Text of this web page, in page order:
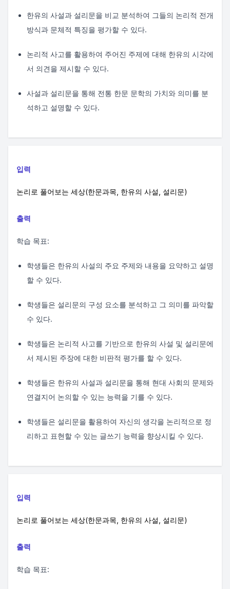
한유의 사설과 설리문을 비교 분석하여 그들의 논리적 전개
방식과 문체적 특징을 평가할 수 있다.
논리적 사고를 활용하여 주어진 주제에 대해 한유의 시각에
서 의견을 제시할 수 있다.
사설과 설리문을 통해 전통 한문 문학의 가치와 의미를 분
석하고 설명할 수 있다.
입력
논리로 풀어보는 세상(한문과목, 한유의 사설, 설리문)
출력
학습 목표:
학생들은 한유의 사설의 주요 주제와 내용을 요약하고 설명
할 수 있다.
학생들은 설리문의 구성 요소를 분석하고 그 의미를 파악할
수 있다.
학생들은 논리적 사고를 기반으로 한유의 사설 및 설리문에
서 제시된 주장에 대한 비판적 평가를 할 수 있다.
학생들은 한유의 사설과 설리문을 통해 현대 사회의 문제와
연결지어 논의할 수 있는 능력을 기를 수 있다.
학생들은 설리문을 활용하여 자신의 생각을 논리적으로 정
리하고 표현할 수 있는 글쓰기 능력을 향상시킬 수 있다.
입력
논리로 풀어보는 세상(한문과목, 한유의 사설, 설리문)
출력
학습 목표: